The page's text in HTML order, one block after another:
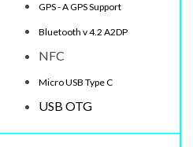
GPS - A GPS Support
Bluetooth v 4.2 A2DP
NFC
Micro USB Type C
USB OTG